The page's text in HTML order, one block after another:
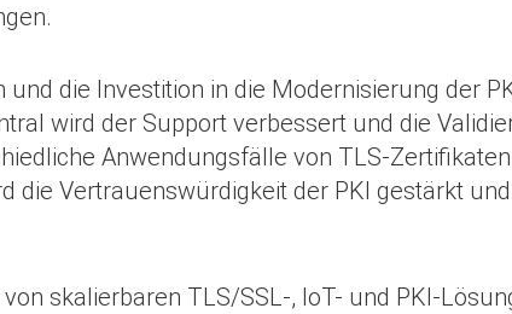
die Investition in die Modernisierung der
wird der Support verbessert und die
Anwendungsfälle von TLS-
die Vertrauenswürdigkeit der PKI gestärkt
skalierbaren TLS/SSL-, IoT- und PKI-